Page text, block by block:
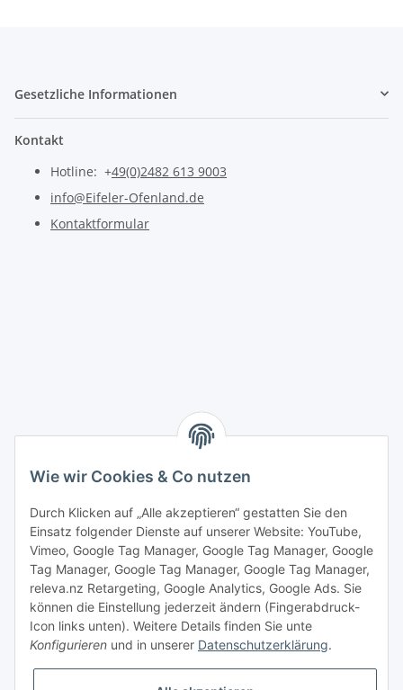
Gesetzliche Informationen
Kontakt
Hotline: +49(0)2482 613 9003
info@Eifeler-Ofenland.de
Kontaktformular
Wie wir Cookies & Co nutzen
Durch Klicken auf „Alle akzeptieren“ gestatten Sie den
Einsatz folgender Dienste auf unserer Website: YouTube,
Vimeo, Google Tag Manager, Google Tag Manager, Google
Tag Manager, Google Tag Manager, Google Tag Manager,
releva.nz Retargeting, Google Analytics, Google Ads. Sie
können die Einstellung jederzeit ändern (Fingerabdruck-
Icon links unten). Weitere Details finden Sie unte
Konfigurieren und in unserer Datenschutzerklärung.